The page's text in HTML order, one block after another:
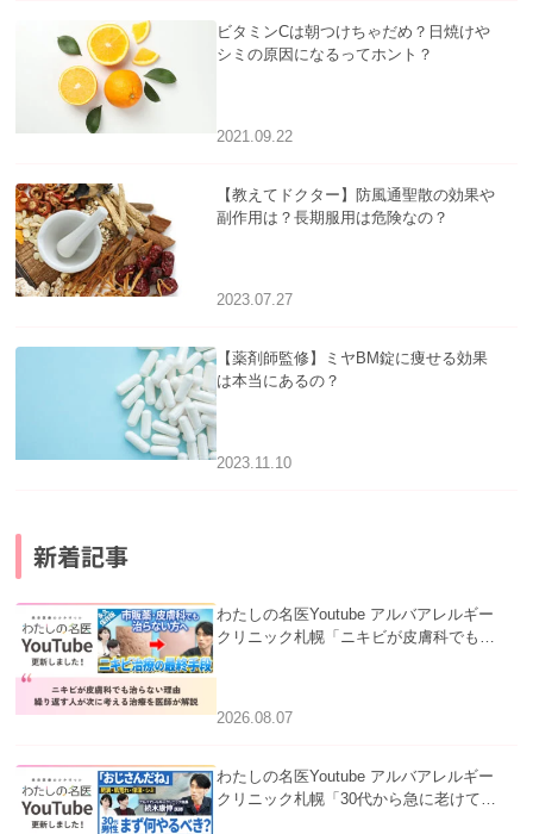
ビタミンCは朝つけちゃだめ？日焼けや
シミの原因になるってホント？
2021.09.22
【教えてドクター】防風通聖散の効果や
副作用は？長期服用は危険なの？
2023.07.27
【薬剤師監修】ミヤBM錠に痩せる効果
は本当にあるの？
2023.11.10
新着記事
わたしの名医Youtube アルバアレルギー
クリニック札幌「ニキビが皮膚科でも治
療を医師が解説」を公開いたしました。
2026.08.07
わたしの名医Youtube アルバアレルギー
クリニック札幌「30代から急に老けて見